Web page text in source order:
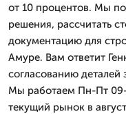
от 10 процентов. Мы
решения, рассчитать
документацию для
Амуре. Вам ответит
согласованию деталей
Мы работаем Пн-Пт
текущий рынок в